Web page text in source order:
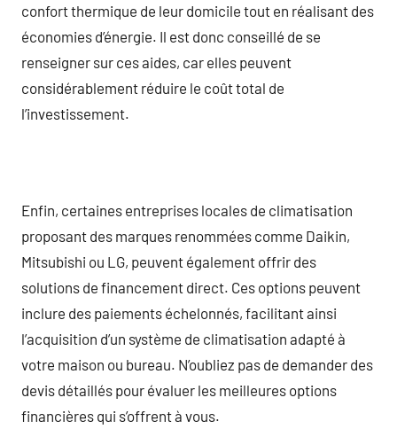
confort thermique de leur domicile tout en réalisant des
économies d’énergie. Il est donc conseillé de se
renseigner sur ces aides, car elles peuvent
considérablement réduire le coût total de
l’investissement.
Enfin, certaines entreprises locales de climatisation
proposant des marques renommées comme Daikin,
Mitsubishi ou LG, peuvent également offrir des
solutions de financement direct. Ces options peuvent
inclure des paiements échelonnés, facilitant ainsi
l’acquisition d’un système de climatisation adapté à
votre maison ou bureau. N’oubliez pas de demander des
devis détaillés pour évaluer les meilleures options
financières qui s’offrent à vous.